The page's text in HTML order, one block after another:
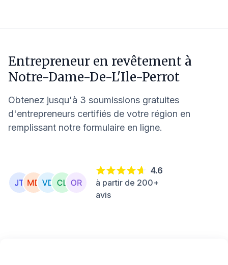
Entrepreneur en revêtement à
Notre-Dame-De-L'Ile-Perrot
Obtenez jusqu'à 3 soumissions gratuites
d'entrepreneurs certifiés de votre région en
remplissant notre formulaire en ligne.
4.6
à partir de 200+
avis